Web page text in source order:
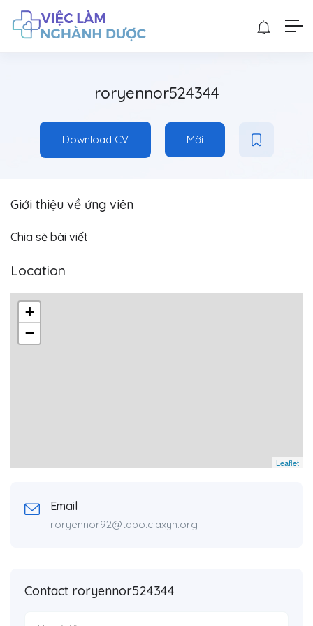
roryennor524344
Download CV Mời
Giới thiệu về ứng viên
Chia sẻ bài viết
Location
+
−
Leaflet
Email
roryennor92@tapo.claxyn.org
Contact roryennor524344